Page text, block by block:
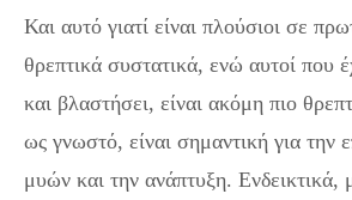
Και αυτό γιατί είναι πλούσιοι σε
θρεπτικά συστατικά, ενώ αυτοί που
και βλαστήσει, είναι ακόμη πιο
ως γνωστό, είναι σημαντική για την
μυών και την ανάπτυξη. Ενδεικτικά,